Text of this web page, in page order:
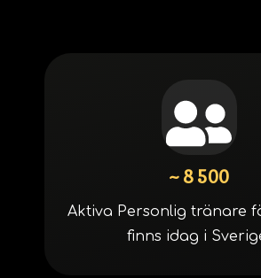
~ 8 500
Aktiva Personlig tränare
finns idag i